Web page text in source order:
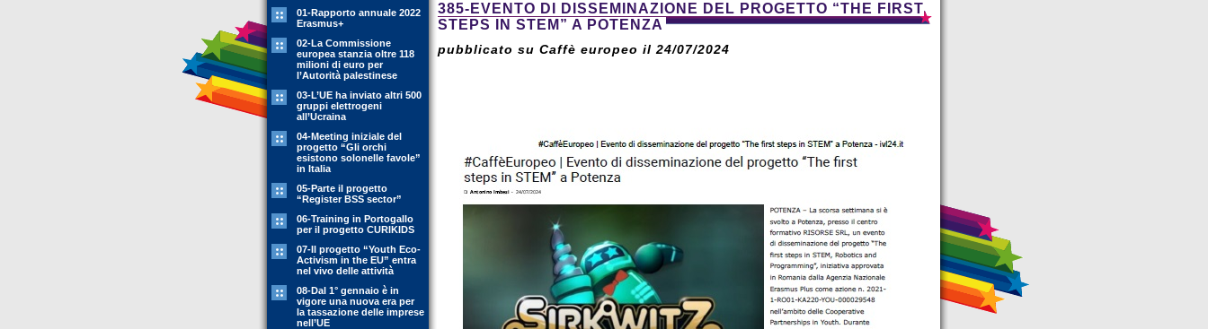
01-Rapporto annuale 2022
Erasmus+
02-La Commissione
europea stanzia oltre 118
milioni di euro per
l’Autorità palestinese
03-L’UE ha inviato altri 500
gruppi elettrogeni
all’Ucraina
04-Meeting iniziale del
progetto “Gli orchi
esistono solonelle favole”
in Italia
05-Parte il progetto
“Register BSS sector”
06-Training in Portogallo
per il progetto CURIKIDS
07-Il progetto “Youth Eco-
Activism in the EU” entra
nel vivo delle attività
08-Dal 1° gennaio è in
vigore una nuova era per
la tassazione delle imprese
nell’UE
385-EVENTO DI DISSEMINAZIONE DEL PROGETTO “THE FIRST
STEPS IN STEM” A POTENZA
pubblicato su Caffè europeo il 24/07/2024